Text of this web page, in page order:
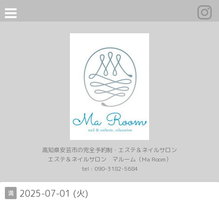
高知県安芸市の完全予約制・エステ＆ネイルサロン
エステ＆ネイルサロン マルーム（Ma Room）
tel : 090-3182-5684
満 2025-07-01 (火)